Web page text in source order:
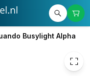
Busylight Alpha